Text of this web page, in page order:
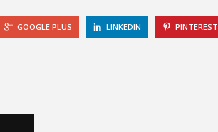
GOOGLE PLUS LINKEDIN PINTEREST